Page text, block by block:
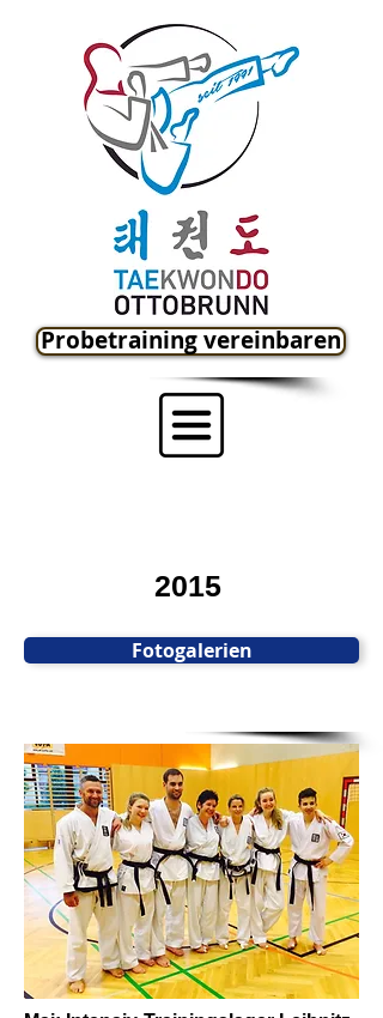
Probetraining vereinbaren
2015
Fotogalerien